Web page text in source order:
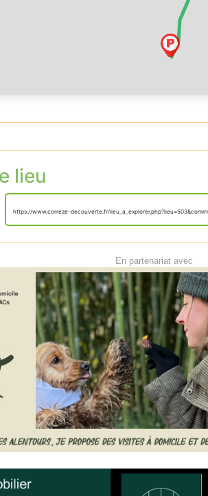
lieu
https://www.correze-decouverte.fr/
En partenariat avec